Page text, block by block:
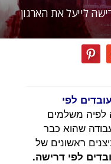
לייעל את הארגון
לפי
לפיה משלמים
שהוא כבר
ראשונים של
לפי דרישה.